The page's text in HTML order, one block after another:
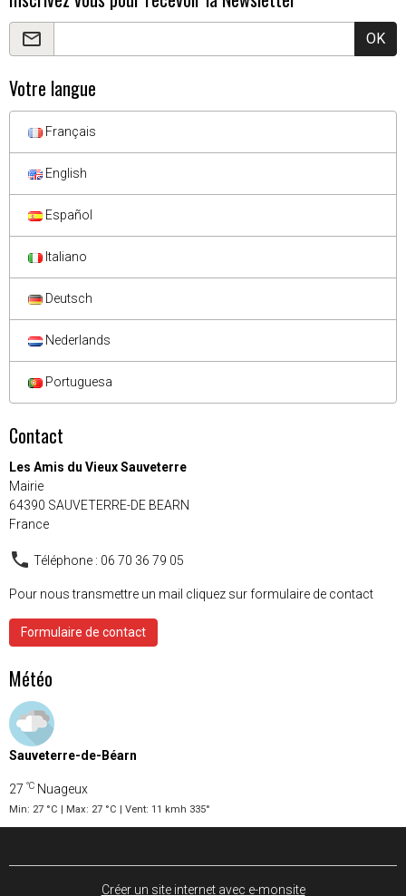
OK
Votre langue
Français
English
Español
Italiano
Deutsch
Nederlands
Portuguesa
Contact
Les Amis du Vieux Sauveterre
Mairie
64390 SAUVETERRE-DE BEARN
France
Téléphone : 06 70 36 79 05
Pour nous transmettre un mail cliquez sur formulaire de contact
Formulaire de contact
Météo
Sauveterre-de-Béarn
27 °C Nuageux
Min: 27 °C | Max: 27 °C | Vent: 11 kmh 335°
Créer un site internet avec e-monsite